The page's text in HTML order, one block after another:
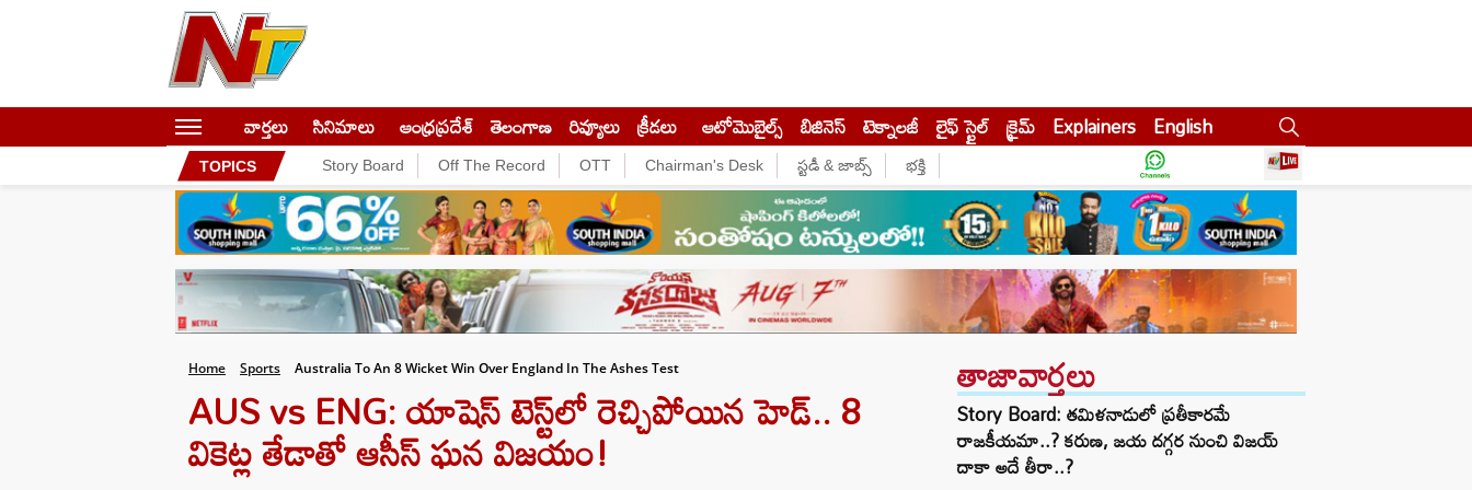
వార్తలు సినిమాలు ఆంధ్రప్రదేశ్ తెలంగాణ రివ్యూలు క్రీడలు ఆటోమొబైల్స్ బిజినెస్‌ టెక్నాలజీ లైఫ్ స్టైల్ క్రైమ్ Explainers English
TOPICS Story Board Off The Record OTT Chairman's Desk స్టడీ & జాబ్స్ భక్తి
Home Sports Australia To An 8 Wicket Win Over England In The Ashes Test
AUS vs ENG: యాషెస్ టెస్ట్⁬లో రెచ్చిపోయిన హెడ్.. 8
వికెట్ల తేడాతో ఆసీస్ ఘన విజయం!
తాజావార్తలు
Story Board: తమిళనాడులో ప్రతీకారమే
రాజకీయమా..? కరుణ, జయ దగ్గర నుంచి విజయ్
దాకా అదే తీరా..?